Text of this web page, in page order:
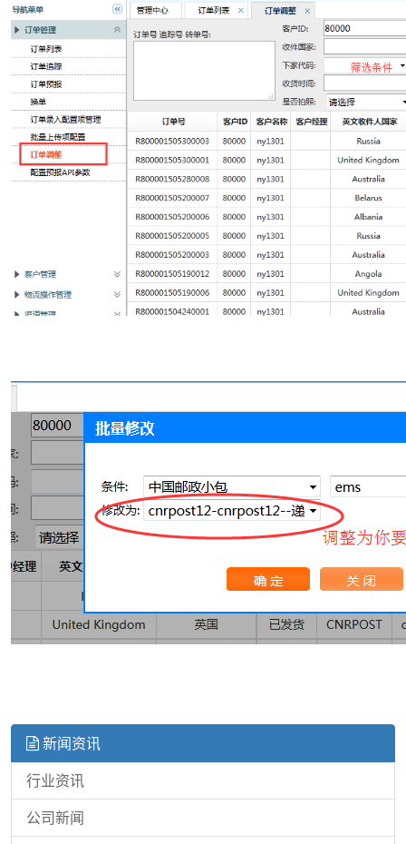
新闻资讯
行业资讯
公司新闻